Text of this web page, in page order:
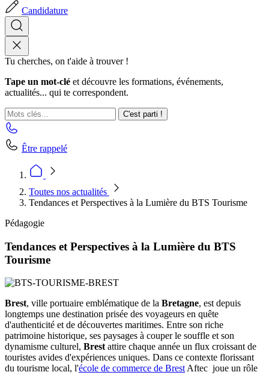
Candidature
Tu cherches, on t'aide à trouver !
Tape un mot-clé et découvre les formations, événements,
actualités... qui te correspondent.
C'est parti !
Être rappelé
Toutes nos actualités
Tendances et Perspectives à la Lumière du BTS Tourisme
Pédagogie
Tendances et Perspectives à la Lumière du BTS
Tourisme
Brest, ville portuaire emblématique de la Bretagne, est depuis
longtemps une destination prisée des voyageurs en quête
d'authenticité et de découvertes maritimes. Entre son riche
patrimoine historique, ses paysages à couper le souffle et son
dynamisme culturel, Brestattire chaque année un flux croissant de
touristes avides d'expériences uniques. Dans ce contexte florissant
du tourisme local, l'école de commerce de BrestAftec joue un rôle